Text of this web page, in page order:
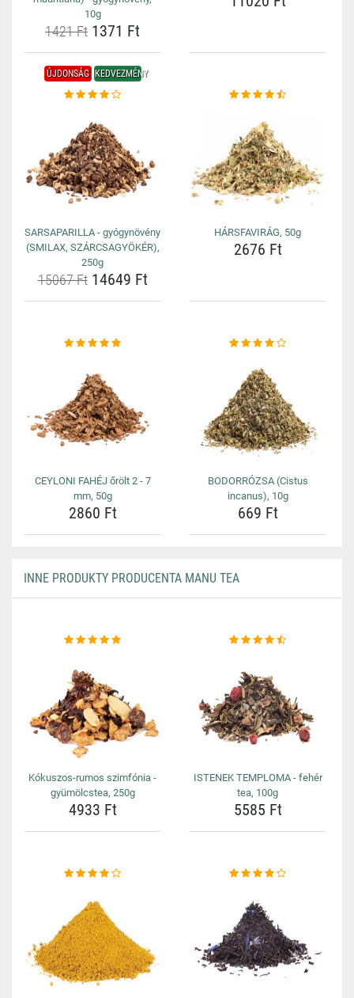
10g
1421 Ft 1371 Ft
ÚJDONSÁG KEDVEZMÉNY
SARSAPARILLA - gyógynövény
(SMILAX, SZÁRCSAGYÖKÉR),
250g
15067 Ft14649 Ft
HÁRSFAVIRÁG, 50g
2676 Ft
CEYLONI FAHÉJ őrölt 2 - 7
mm, 50g
2860 Ft
BODORRÓZSA (Cistus
incanus), 10g
669 Ft
INNE PRODUKTY PRODUCENTA MANU TEA
Kókuszos-rumos szimfónia -
gyümölcstea, 250g
4933 Ft
ISTENEK TEMPLOMA - fehér
tea, 100g
5585 Ft